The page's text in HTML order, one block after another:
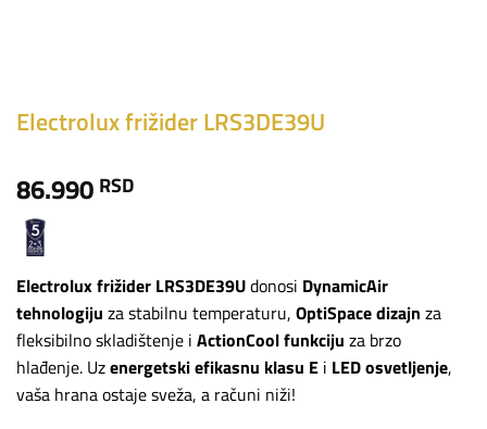
Electrolux frižider LRS3DE39U
86.990 RSD
Electrolux frižider LRS3DE39Udonosi DynamicAir
tehnologiju za stabilnu temperaturu, OptiSpace dizajn za
fleksibilno skladištenje i ActionCool funkciju za brzo
hlađenje. Uzenergetski efikasnu klasu E i LED osvetljenje,
vaša hrana ostaje sveža, a računi niži!